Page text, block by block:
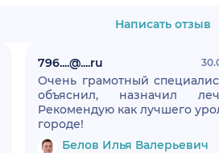
Написать отзыв
796....@....ru
Очень грамотный
объяснил, назначил
Рекомендую как лучшего
городе!
Белов Илья Валерьевич